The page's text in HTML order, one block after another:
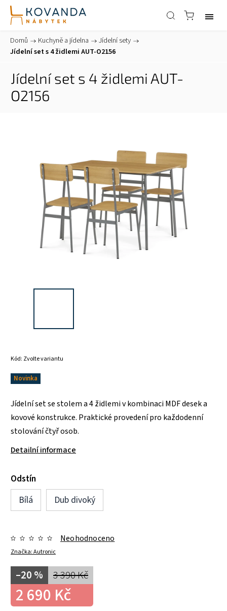
Domů / Kuchyně a jídelna / Jídelní sety /
Jídelní set s 4 židlemi AUT-O2156
Jídelní set s 4 židlemi AUT-
O2156
Kód: Zvolte variantu
Novinka
Jídelní set se stolem a 4 židlemi v kombinaci MDF desek a
kovové konstrukce. Praktické provedení pro každodenní
stolování čtyř osob.
Detailní informace
Odstín
Bílá
Dub divoký
Značka:Autronic
Neohodnoceno
3 390 Kč
–20 %
2 690 Kč